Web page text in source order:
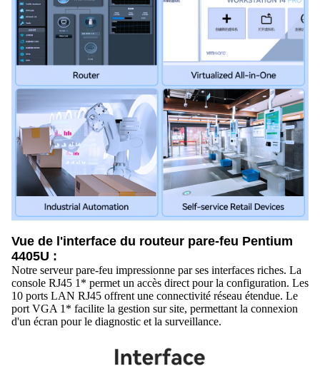
Vue de l'interface du routeur pare-feu Pentium
4405U :
Notre serveur pare-feu impressionne par ses interfaces riches. La
console RJ45 1* permet un accès direct pour la configuration. Les
10 ports LAN RJ45 offrent une connectivité réseau étendue. Le
port VGA 1* facilite la gestion sur site, permettant la connexion
d'un écran pour le diagnostic et la surveillance.